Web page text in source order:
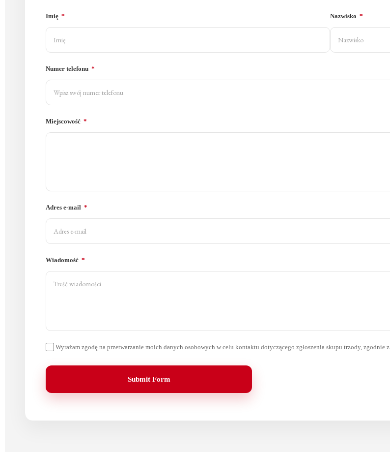
Imię Nazwisko
Numer telefonu
Miejscowość
Adres e-mail
Wiadomość
Wyrażam zgodę na przetwarzanie moich danych osobowych w celu kontaktu dotyczącego zgłoszenia skupu trzody, zgodnie z
Submit Form